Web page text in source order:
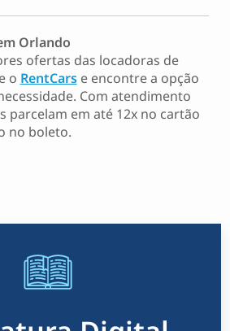
Orlando
ofertas das locadoras de
o RentCarse encontre a opção
Com atendimento
parcelam em até 12x no cartão
no boleto.